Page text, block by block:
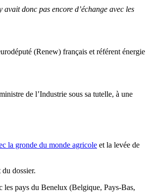
avait donc pas encore d’échange avec les
(Renew) français et référent énergie
de l’Industrie sous sa tutelle, à une
la gronde du monde agricole et la levée de
dossier.
les pays du Benelux (Belgique, Pays-Bas,